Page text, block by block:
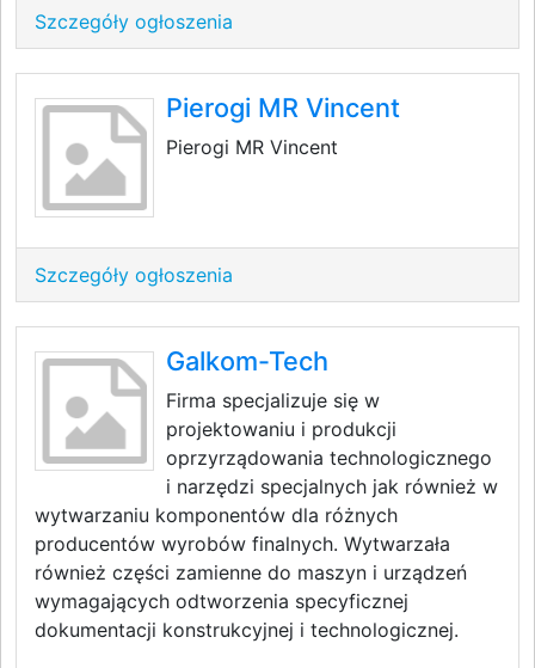
Szczegóły ogłoszenia
Pierogi MR Vincent
Pierogi MR Vincent
Szczegóły ogłoszenia
Galkom-Tech
Firma specjalizuje się w
projektowaniu i produkcji
oprzyrządowania technologicznego
i narzędzi specjalnych jak również w
wytwarzaniu komponentów dla różnych
producentów wyrobów finalnych. Wytwarzała
również części zamienne do maszyn i urządzeń
wymagających odtworzenia specyficznej
dokumentacji konstrukcyjnej i technologicznej.